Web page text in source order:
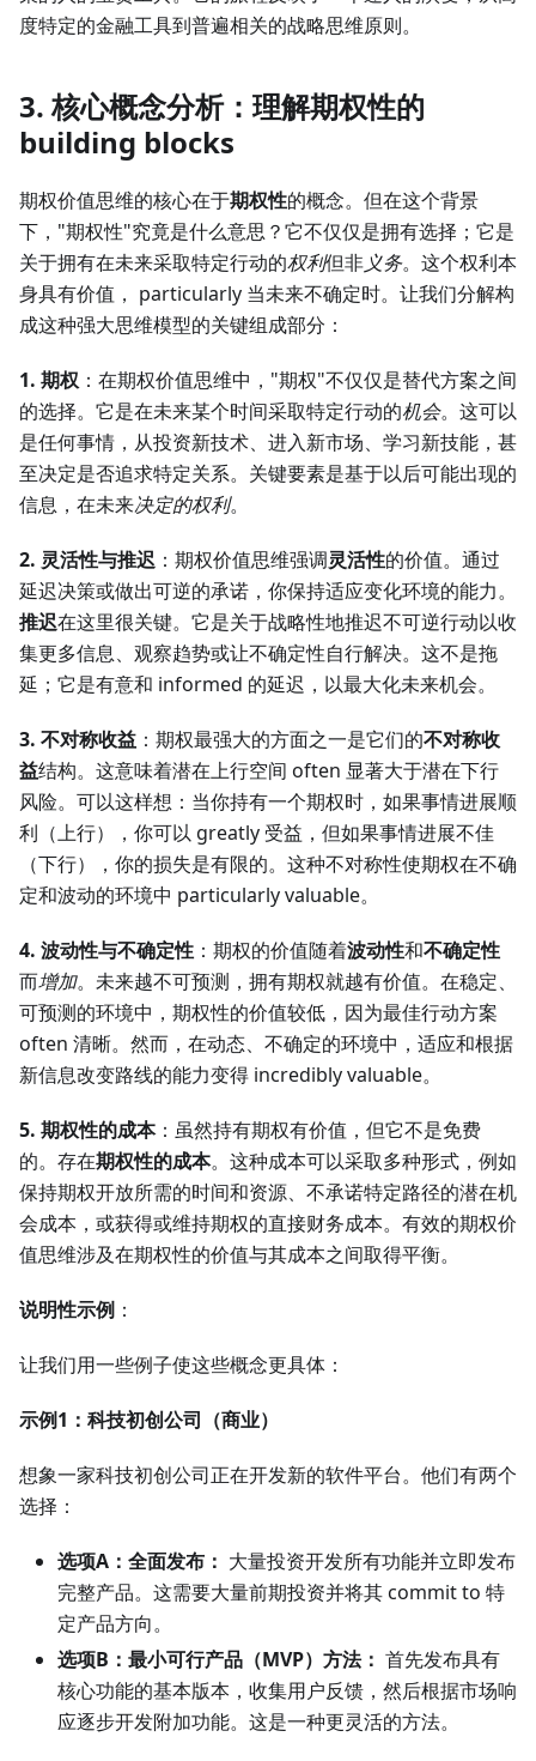
度特定的金融工具到普遍相关的战略思维原则。
3. 核心概念分析：理解期权性的
building blocks
期权价值思维的核心在于期权性的概念。但在这个背景
下，"期权性"究竟是什么意思？它不仅仅是拥有选择；它是
关于拥有在未来采取特定行动的权利但非义务。这个权利本
身具有价值， particularly 当未来不确定时。让我们分解构
成这种强大思维模型的关键组成部分：
1. 期权 ：在期权价值思维中，"期权"不仅仅是替代方案之间
的选择。它是在未来某个时间采取特定行动的机会。这可以
是任何事情，从投资新技术、进入新市场、学习新技能，甚
至决定是否追求特定关系。关键要素是基于以后可能出现的
信息，在未来决定的权利。
2. 灵活性与推迟 ：期权价值思维强调灵活性的价值。通过
延迟决策或做出可逆的承诺，你保持适应变化环境的能力。
推迟在这里很关键。它是关于战略性地推迟不可逆行动以收
集更多信息、观察趋势或让不确定性自行解决。这不是拖
延；它是有意和 informed 的延迟，以最大化未来机会。
3. 不对称收益 ：期权最强大的方面之一是它们的不对称收
益结构。这意味着潜在上行空间 often 显著大于潜在下行
风险。可以这样想：当你持有一个期权时，如果事情进展顺
利（上行），你可以 greatly 受益，但如果事情进展不佳
（下行），你的损失是有限的。这种不对称性使期权在不确
定和波动的环境中 particularly valuable。
4. 波动性与不确定性 ：期权的价值随着波动性和不确定性
而增加。未来越不可预测，拥有期权就越有价值。在稳定、
可预测的环境中，期权性的价值较低，因为最佳行动方案
often 清晰。然而，在动态、不确定的环境中，适应和根据
新信息改变路线的能力变得 incredibly valuable。
5. 期权性的成本：虽然持有期权有价值，但它不是免费
的。存在期权性的成本。这种成本可以采取多种形式，例如
保持期权开放所需的时间和资源、不承诺特定路径的潜在机
会成本，或获得或维持期权的直接财务成本。有效的期权价
值思维涉及在期权性的价值与其成本之间取得平衡。
说明性示例 ：
让我们用一些例子使这些概念更具体：
示例1：科技初创公司（商业）
想象一家科技初创公司正在开发新的软件平台。他们有两个
选择：
选项A：全面发布： 大量投资开发所有功能并立即发布
完整产品。这需要大量前期投资并将其 commit to 特
定产品方向。
选项B：最小可行产品（MVP）方法： 首先发布具有
核心功能的基本版本，收集用户反馈，然后根据市场响
应逐步开发附加功能。这是一种更灵活的方法。